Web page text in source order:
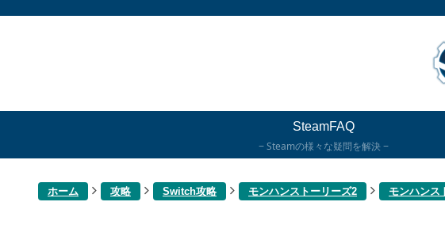
SteamFAQ
Steamの様々な疑問を解決
ホーム 攻略 Switch攻略 モンハンストーリーズ2 モンハンス